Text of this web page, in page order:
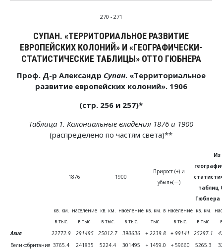
270 - 271
СУПАН. «ТЕРРИТОРИАЛЬНОЕ РАЗВИТИЕ
ЕВРОПЕЙСКИХ КОЛОНИЙ» И «ГЕОГРАФИЧЕСКИ-
СТАТИСТИЧЕСКИЕ ТАБЛИЦЫ» ОТТО ГЮБНЕРА
Проф. Д-р Александр Супан. «Территориальное
развитие европейских колоний». 1906
(стр. 256 и 257)*
Таблица 1. Колониальные владения 1876 и 1900
(распределено по частям света)**
1876 1900
Прирост (+) и
убыль(—)
Из
таблиц
Гюбнера
кв. км.
в тыс.
население
в тыс.
кв. км.
в тыс.
население
в тыс.
кв. км. в
тыс.
население
в тыс.
кв. км.
в тыс.
Азия
22772.9 291495 25012.7 390636 + 2239.8 + 99141 25297.1
Великобритания 3765.4 241835 5224.4 301495 + 1459.0 + 59660 5265.3